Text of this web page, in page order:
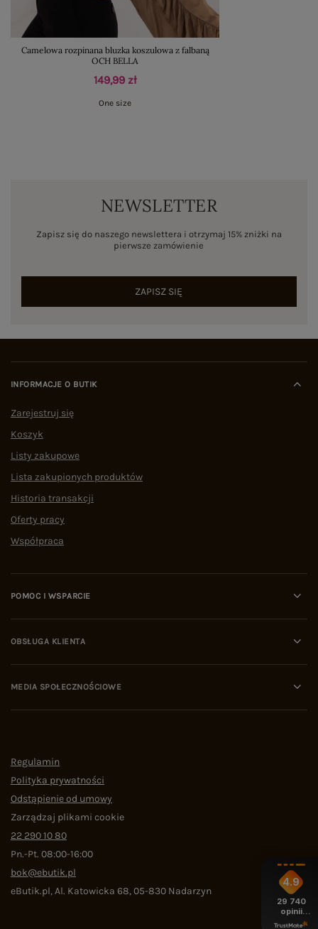
Camelowa rozpinana bluzka koszulowa z falbaną
OCH BELLA
149,99 zł
One size
NEWSLETTER
Zapisz się do naszego newslettera i otrzymaj 15% zniżki na
pierwsze zamówienie
ZAPISZ SIĘ
INFORMACJE O BUTIK
Zarejestruj się
Koszyk
Listy zakupowe
Lista zakupionych produktów
Historia transakcji
Oferty pracy
Współpraca
POMOC I WSPARCIE
OBSŁUGA KLIENTA
MEDIA SPOŁECZNOŚCIOWE
Regulamin
Polityka prywatności
Odstąpienie od umowy
Zarządzaj plikami cookie
22 290 10 80
Pn.-Pt. 08:00-16:00
bok@ebutik.pl
eButik.pl,Al. Katowicka 68,05-830 Nadarzyn
4.9
29 740
opinii
z całego